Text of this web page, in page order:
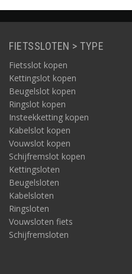
FIETSSLOTEN > TYPE
Fietsslot kopen
Kettingslot kopen
Beugelslot kopen
Ringslot kopen
Insteekketting kopen
Kabelslot kopen
Vouwslot kopen
Schijfremslot kopen
Kettingsloten
Beugelsloten
Kabelsloten
Ringsloten
Vouwsloten fiets
Schijfremsloten